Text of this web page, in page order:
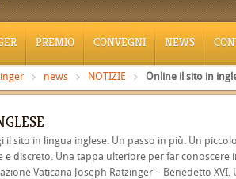
PREMIO CONVEGNI NEWS
news NOTIZIE Online il sito in
il sito in lingua inglese. Un passo in più. Un
e discreto. Una tappa ulteriore per far conoscere
Vaticana Joseph Ratzinger – Benedetto